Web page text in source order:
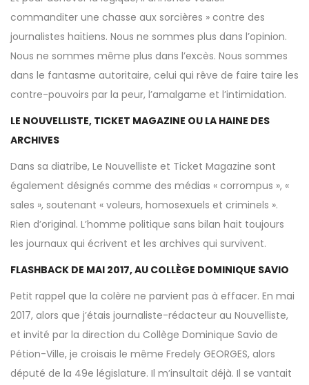
commanditer une chasse aux sorcières » contre des
journalistes haïtiens. Nous ne sommes plus dans l’opinion.
Nous ne sommes même plus dans l’excès. Nous sommes
dans le fantasme autoritaire, celui qui rêve de faire taire les
contre-pouvoirs par la peur, l’amalgame et l’intimidation.
LE NOUVELLISTE, TICKET MAGAZINE OU LA HAINE DES
ARCHIVES
Dans sa diatribe, Le Nouvelliste et Ticket Magazine sont
également désignés comme des médias « corrompus », «
sales », soutenant « voleurs, homosexuels et criminels ».
Rien d’original. L’homme politique sans bilan hait toujours
les journaux qui écrivent et les archives qui survivent.
FLASHBACK DE MAI 2017, AU COLLÈGE DOMINIQUE SAVIO
Petit rappel que la colère ne parvient pas à effacer. En mai
2017, alors que j’étais journaliste-rédacteur au Nouvelliste,
et invité par la direction du Collège Dominique Savio de
Pétion-Ville, je croisais le même Fredely GEORGES, alors
député de la 49e législature. Il m’insultait déjà. Il se vantait